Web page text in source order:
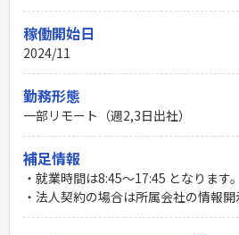
稼働開始日
2024/11
勤務形態
一部リモート（週2,3日出社）
補足情報
・就業時間は8:45～17:45 となります。
・法人契約の場合は所属会社の情報開